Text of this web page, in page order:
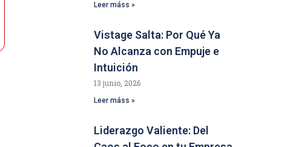
Leer máss »
Vistage Salta: Por Qué Ya
No Alcanza con Empuje e
Intuición
13 junio, 2026
Leer máss »
Liderazgo Valiente: Del